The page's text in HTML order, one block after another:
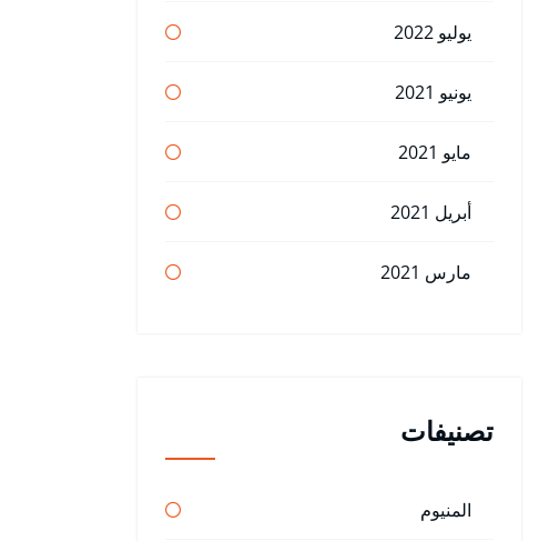
يوليو 2022
يونيو 2021
مايو 2021
أبريل 2021
مارس 2021
تصنيفات
المنيوم